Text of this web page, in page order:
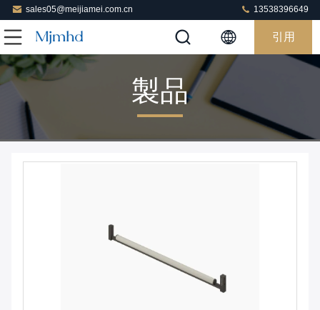
sales05@meijiamei.com.cn 13538396649
引用
製品